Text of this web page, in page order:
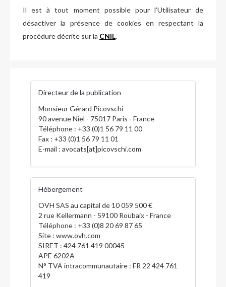
Il est à tout moment possible pour l’Utilisateur de
désactiver la présence de cookies en respectant la
procédure décrite sur la CNIL.
Directeur de la publication
Monsieur Gérard Picovschi
90 avenue Niel - 75017 Paris - France
Téléphone : +33 (0)1 56 79 11 00
Fax : +33 (0)1 56 79 11 01
E-mail : avocats[at]picovschi.com
Hébergement
OVH SAS au capital de 10 059 500 €
2 rue Kellermann - 59100 Roubaix - France
Téléphone : +33 (0)8 20 69 87 65
Site : www.ovh.com
SIRET : 424 761 419 00045
APE 6202A
N° TVA intracommunautaire : FR 22 424 761
419